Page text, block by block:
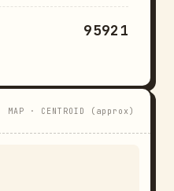
95921
MAP · CENTROID (approx)